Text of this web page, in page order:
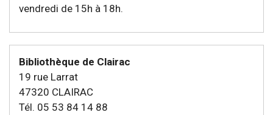
vendredi de 15h à 18h.
Bibliothèque de Clairac
19 rue Larrat
47320 CLAIRAC
Tél. 05 53 84 14 88